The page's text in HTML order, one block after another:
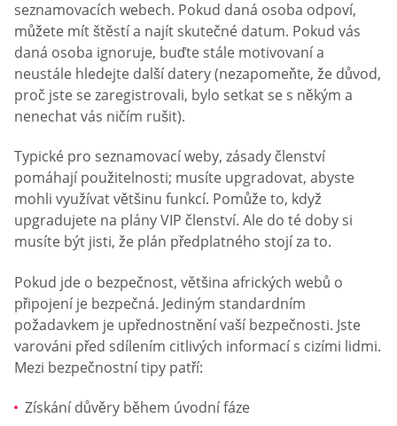
seznamovacích webech. Pokud daná osoba odpoví,
můžete mít štěstí a najít skutečné datum. Pokud vás
daná osoba ignoruje, buďte stále motivovaní a
neustále hledejte další datery (nezapomeňte, že důvod,
proč jste se zaregistrovali, bylo setkat se s někým a
nenechat vás ničím rušit).
Typické pro seznamovací weby, zásady členství
pomáhají použitelnosti; musíte upgradovat, abyste
mohli využívat většinu funkcí. Pomůže to, když
upgradujete na plány VIP členství. Ale do té doby si
musíte být jisti, že plán předplatného stojí za to.
Pokud jde o bezpečnost, většina afrických webů o
připojení je bezpečná. Jediným standardním
požadavkem je upřednostnění vaší bezpečnosti. Jste
varováni před sdílením citlivých informací s cizími lidmi.
Mezi bezpečnostní tipy patří:
Získání důvěry během úvodní fáze